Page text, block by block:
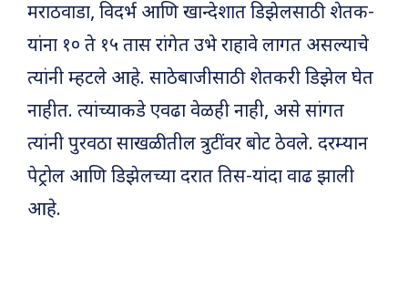
मराठवाडा, विदर्भ आणि खान्देशात डिझेलसाठी शेतक-
यांना १० ते १५ तास रांगेत उभे राहावे लागत असल्याचे
त्यांनी म्हटले आहे. साठेबाजीसाठी शेतकरी डिझेल घेत
नाहीत. त्यांच्याकडे एवढा वेळही नाही, असे सांगत
त्यांनी पुरवठा साखळीतील त्रुटींवर बोट ठेवले. दरम्यान
पेट्रोल आणि डिझेलच्या दरात तिस-यांदा वाढ झाली
आहे.